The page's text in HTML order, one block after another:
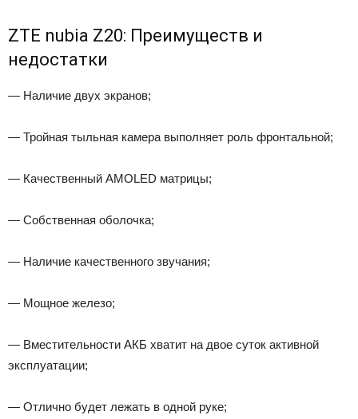
ZTE nubia Z20: Преимуществ и
недостатки
— Наличие двух экранов;
— Тройная тыльная камера выполняет роль фронтальной;
— Качественный AMOLED матрицы;
— Собственная оболочка;
— Наличие качественного звучания;
— Мощное железо;
— Вместительности АКБ хватит на двое суток активной
эксплуатации;
— Отлично будет лежать в одной руке;